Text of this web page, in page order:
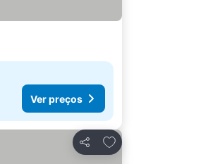
Ver preços
Partilhar
Adicionar aos favoritos